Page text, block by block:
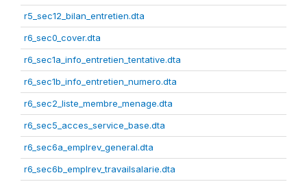
r5_sec12_bilan_entretien.dta
r6_sec0_cover.dta
r6_sec1a_info_entretien_tentative.dta
r6_sec1b_info_entretien_numero.dta
r6_sec2_liste_membre_menage.dta
r6_sec5_acces_service_base.dta
r6_sec6a_emplrev_general.dta
r6_sec6b_emplrev_travailsalarie.dta